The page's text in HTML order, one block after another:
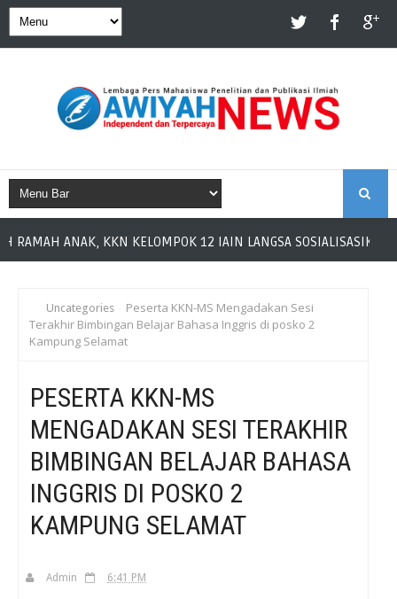
KKN KELOMPOK 12 IAIN LANGSA SOSIALISASIKAN ANTI-
Uncategories
Peserta KKN-MS Mengadakan Sesi
Terakhir Bimbingan Belajar Bahasa Inggris di posko 2
Kampung Selamat
PESERTA KKN-MS
MENGADAKAN SESI TERAKHIR
BIMBINGAN BELAJAR BAHASA
INGGRIS DI POSKO 2
KAMPUNG SELAMAT
Admin 6:41 PM